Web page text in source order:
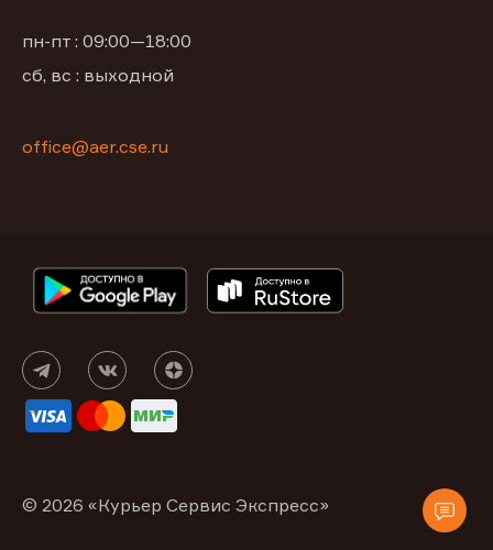
пн-пт : 09:00—18:00
сб, вс : выходной
office@aer.cse.ru
© 2026 «Курьер Сервис Экспресс»